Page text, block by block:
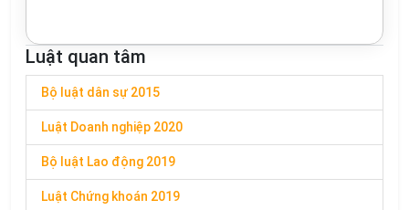
Luật quan tâm
Bộ luật dân sự 2015
Luật Doanh nghiệp 2020
Bộ luật Lao động 2019
Luật Chứng khoán 2019